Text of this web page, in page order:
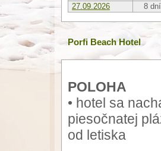
27.09.2026
8 dní
Porfi Beach Hotel
POLOHA
• hotel sa
piesočnatej
od letiska